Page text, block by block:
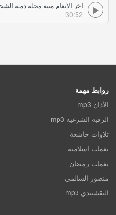
30:52
روابط مهمة
الأذان mp3
الرقية الشرعية mp3
تلاوات خاشعة
نغمات اسلامية
نغمات رمضان
منصور السالمي
النقشبندي mp3